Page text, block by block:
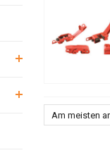
Am meisten